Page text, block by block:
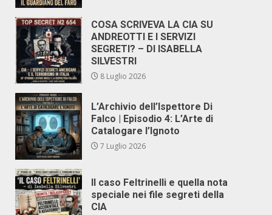
COSA SCRIVEVA LA CIA SU
ANDREOTTI E I SERVIZI
SEGRETI? – DI ISABELLA
SILVESTRI
8 Luglio 2026
L’Archivio dell’Ispettore Di
Falco | Episodio 4: L’Arte di
Catalogare l’Ignoto
7 Luglio 2026
Il caso Feltrinelli e quella nota
speciale nei file segreti della
CIA